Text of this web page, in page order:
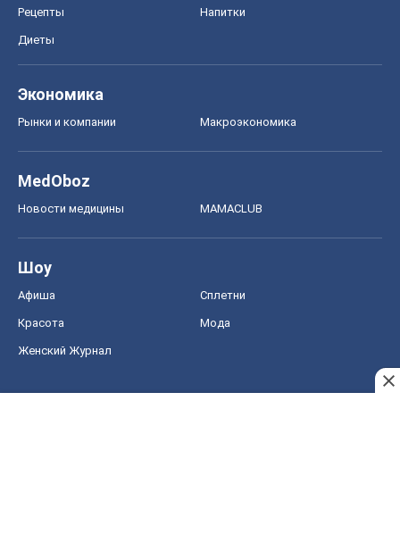
Рецепты Напитки
Диеты
Экономика
Рынки и компании Mакроэкономика
MedOboz
Новости медицины MAMACLUB
Шоу
Афиша Сплетни
Красота Мода
Женский Журнал